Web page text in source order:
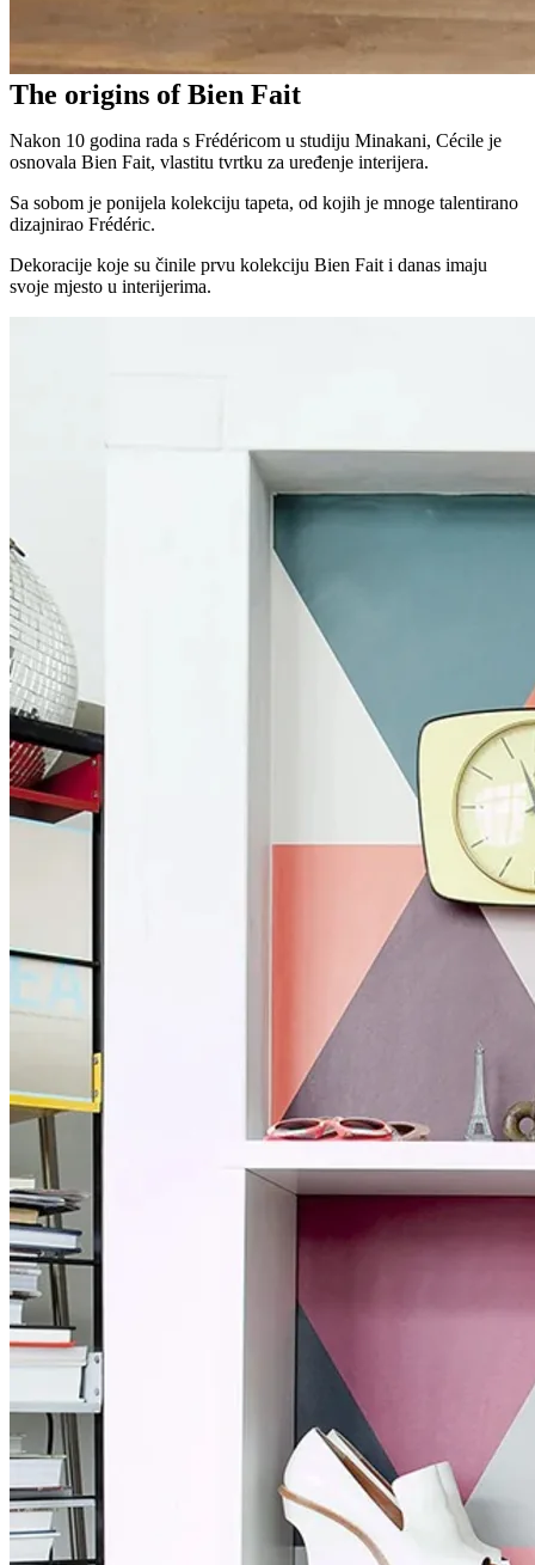
The origins of Bien Fait
Nakon 10 godina rada s Frédéricom u studiju Minakani, Cécile je
osnovala Bien Fait, vlastitu tvrtku za uređenje interijera.
Sa sobom je ponijela kolekciju tapeta, od kojih je mnoge talentirano
dizajnirao Frédéric.
Dekoracije koje su činile prvu kolekciju Bien Fait i danas imaju
svoje mjesto u interijerima.